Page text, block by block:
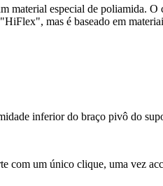
especial de poliamida.
mas é baseado em
inferior do braço pivô do
com um único clique, uma vez